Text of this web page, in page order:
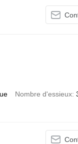
Nombre d'essieux